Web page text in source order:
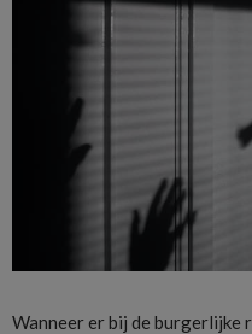
Wanneer er bij de burgerlijke